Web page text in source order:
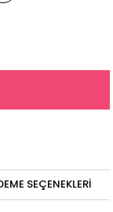
SEÇENEKLERI